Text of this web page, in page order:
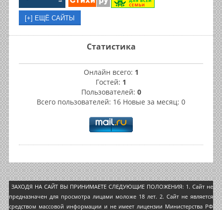
Статистика
Онлайн всего: 1
Гостей: 1
Пользователей: 0
Всего пользователей: 16 Новые за месяц: 0
ЗАХОДЯ НА САЙТ ВЫ ПРИНИМАЕТЕ СЛЕДУЮЩИЕ ПОЛОЖЕНИЯ: 1. Сайт не
предназначен для просмотра лицами моложе 18 лет. 2. Сайт не является
средством массовой информации и не имеет лицензии Министерства РФ